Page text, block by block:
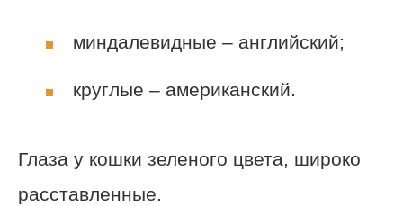
миндалевидные – английский;
круглые – американский.
Глаза у кошки зеленого цвета, широко
расставленные.